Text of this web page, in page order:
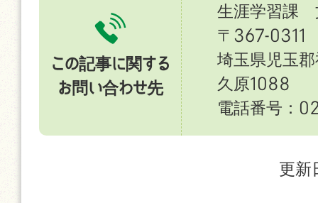
この記事に関する
お問い合わせ先
生涯学習課
〒367-0311
埼玉県児玉
久原1088
電話番号
更新